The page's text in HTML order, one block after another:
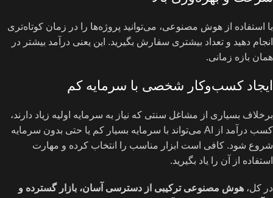
با استفاده از هوش مصنوعی، می‌توانید پروژه‌ها را در زمان کوتاه‌تری
انجام دهید و تعداد بیشتری سفارش بگیرید. این یعنی درآمد بیشتر در
همان بازه زمانی.
ایجاد کسب‌وکار شخصی با سرمایه کم
برخلاف بسیاری از مشاغل سنتی که نیاز به سرمایه اولیه زیاد دارند،
کسب درآمد از AI می‌تواند با سرمایه بسیار کم یا حتی بدون سرمایه
شروع شود. کافی است ابزار مناسب را انتخاب کرده و مهارت
استفاده از آن را یاد بگیرید.
در کل، هوش مصنوعی ترکیبی از دسترسی آسان، بازار گسترده و